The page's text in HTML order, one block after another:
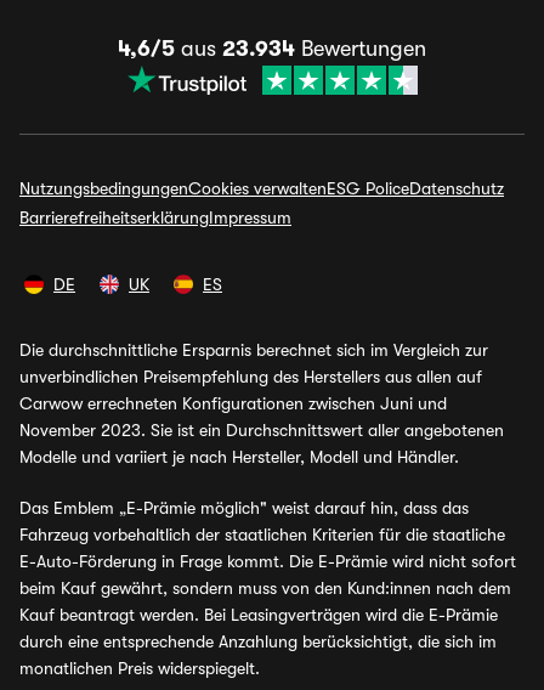
4,6/5 aus 23.934 Bewertungen
NutzungsbedingungenCookies verwaltenESG PoliceDatenschutz
BarrierefreiheitserklärungImpressum
DE UK ES
Die durchschnittliche Ersparnis berechnet sich im Vergleich zur
unverbindlichen Preisempfehlung des Herstellers aus allen auf
Carwow errechneten Konfigurationen zwischen Juni und
November 2023. Sie ist ein Durchschnittswert aller angebotenen
Modelle und variiert je nach Hersteller, Modell und Händler.
Das Emblem „E-Prämie möglich" weist darauf hin, dass das
Fahrzeug vorbehaltlich der staatlichen Kriterien für die staatliche
E-Auto-Förderung in Frage kommt. Die E-Prämie wird nicht sofort
beim Kauf gewährt, sondern muss von den Kund:innen nach dem
Kauf beantragt werden. Bei Leasingverträgen wird die E-Prämie
durch eine entsprechende Anzahlung berücksichtigt, die sich im
monatlichen Preis widerspiegelt.